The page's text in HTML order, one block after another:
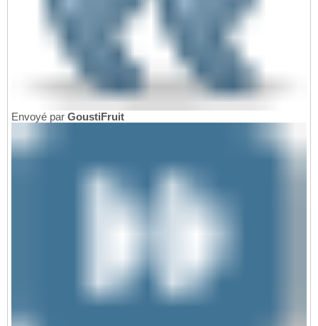
Envoyé par GoustiFruit